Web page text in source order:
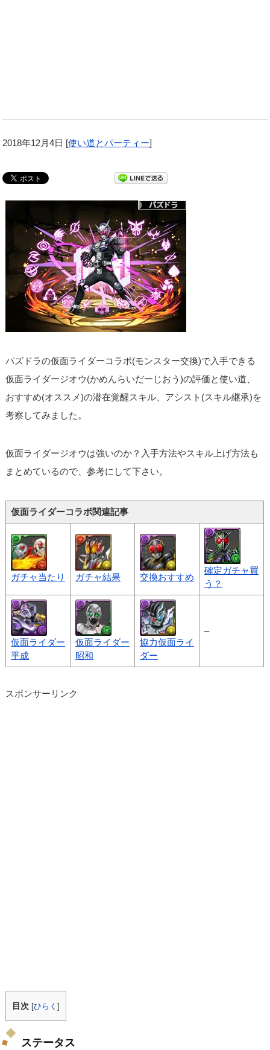
2018年12月4日 [使い道とパーティー]
パズドラの仮面ライダーコラボ(モンスター交換)で入手できる
仮面ライダージオウ(かめんらいだーじおう)の評価と使い道、
おすすめ(オススメ)の潜在覚醒スキル、アシスト(スキル継承)を
考察してみました。
仮面ライダージオウは強いのか？入手方法やスキル上げ方法も
まとめているので、参考にして下さい。
仮面ライダーコラボ関連記事
ガチャ当たり ガチャ結果 交換おすすめ
確定ガチャ買
う？
仮面ライダー
平成
仮面ライダー
昭和
協力仮面ライ
ダー
–
スポンサーリンク
目次 [ひらく]
ステータス